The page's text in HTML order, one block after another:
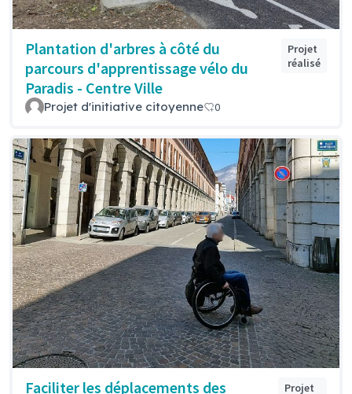
Plantation d'arbres à côté du
parcours d'apprentissage vélo du
Paradis - Centre Ville
Projet
réalisé
Projet d'initiative citoyenne 0
Faciliter les déplacements des Projet